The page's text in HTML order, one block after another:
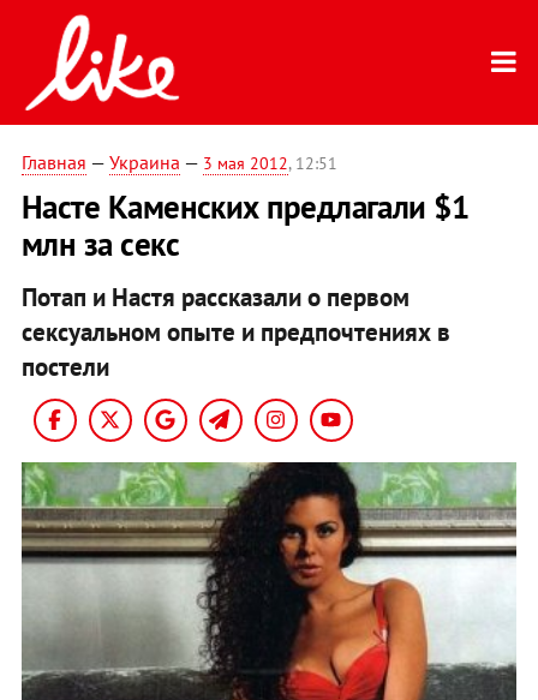
Главная — Украина — 3 мая 2012, 12:51
Насте Каменских предлагали $1
млн за секс
Потап и Настя рассказали о первом
сексуальном опыте и предпочтениях в
постели